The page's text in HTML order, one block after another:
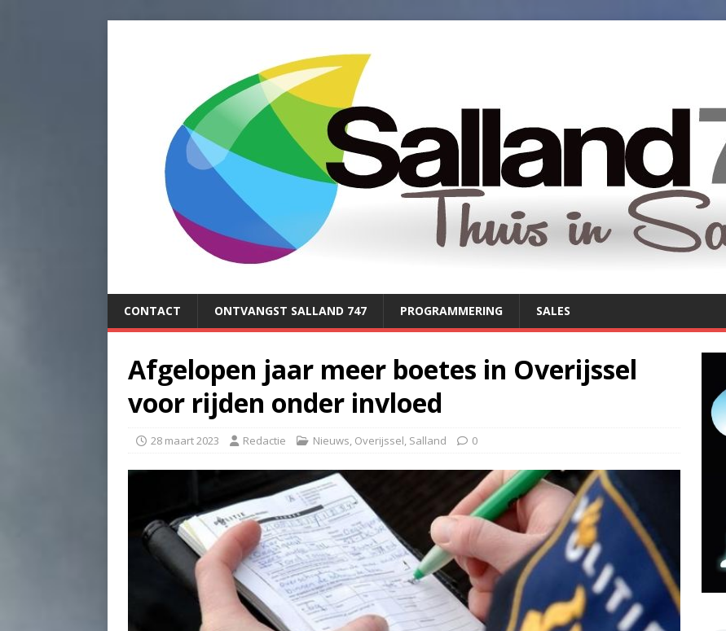
CONTACT ONTVANGST SALLAND 747 PROGRAMMERING SALES
Afgelopen jaar meer boetes in Overijssel
voor rijden onder invloed
28 maart 2023 Redactie Nieuws, Overijssel, Salland 0